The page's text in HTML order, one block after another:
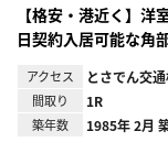
【格安・港近く】
日契約入居可能な角
アクセス とさでん交
間取り 1R
築年数 1985年 2月